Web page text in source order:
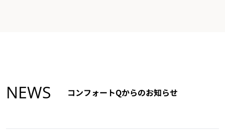
NEWS コンフォートQからのお知らせ